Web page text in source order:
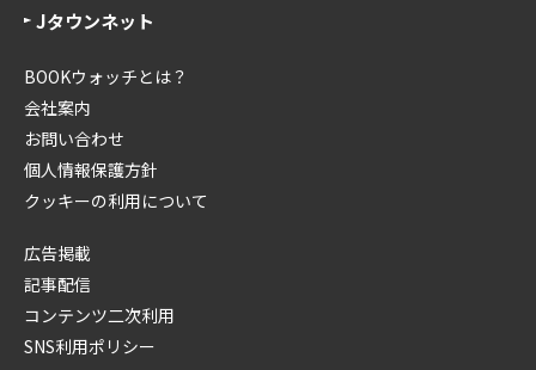
Jタウンネット
BOOKウォッチとは？
会社案内
お問い合わせ
個人情報保護方針
クッキーの利用について
広告掲載
記事配信
コンテンツ二次利用
SNS利用ポリシー